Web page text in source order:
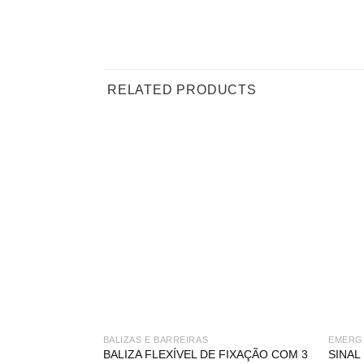
RELATED PRODUCTS
BALIZAS E BARREIRAS
BALIZA FLEXÍVEL DE FIXAÇÃO COM 3
SINAL